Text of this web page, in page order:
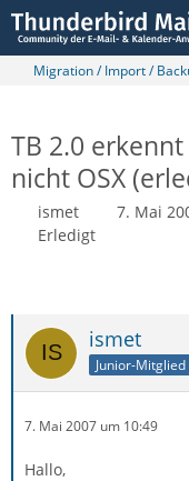
Migration / Import /
TB 2.0
nicht OSX
ismet 7. Mai
Erledigt
ismet
Junior-Mitglied
7. Mai 2007 um 10:49
Hallo,